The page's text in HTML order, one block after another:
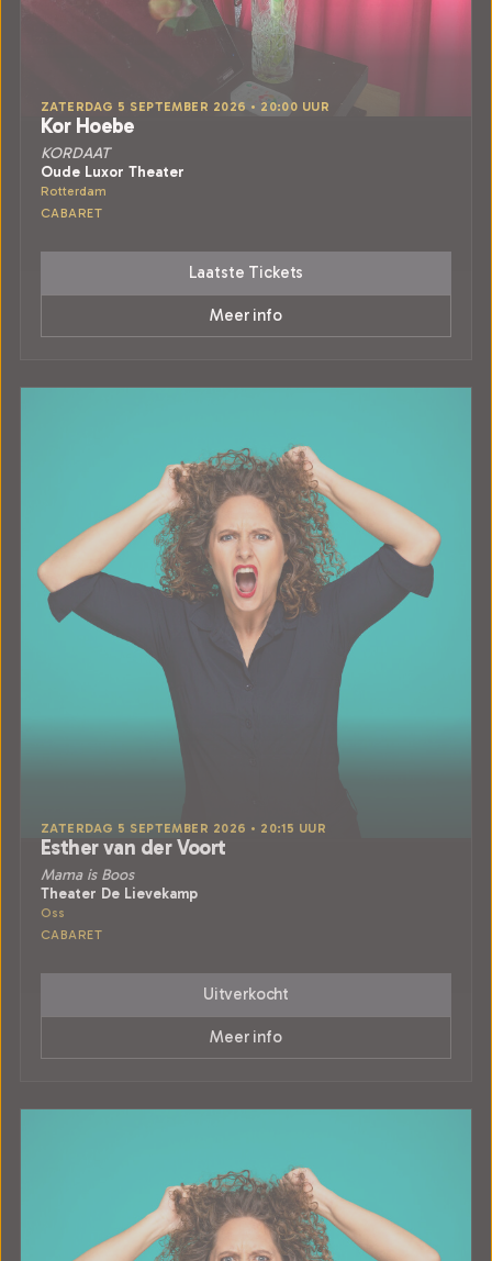
ZATERDAG 5 SEPTEMBER 2026 • 20:00 UUR
Kor Hoebe
KORDAAT
Oude Luxor Theater
Rotterdam
CABARET
Laatste Tickets
Meer info
ZATERDAG 5 SEPTEMBER 2026 • 20:15 UUR
Esther van der Voort
Mama is Boos
Theater De Lievekamp
Oss
CABARET
Uitverkocht
Meer info